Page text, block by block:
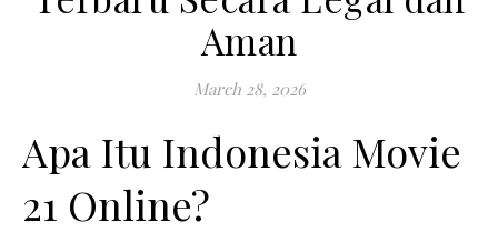
Aman
March 28, 2026
Apa Itu Indonesia Movie
21 Online?